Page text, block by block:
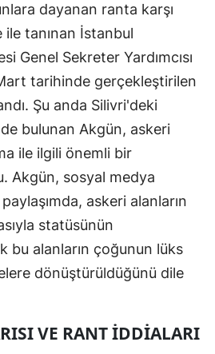
dayanan ranta karşı
tanınan İstanbul
Genel Sekreter Yardımcısı
tarihinde gerçekleştirilen
Şu anda Silivri'deki
bulunan Akgün, askeri
ile ilgili önemli bir
Akgün, sosyal medya
askeri alanların
statüsünün
bu alanların çoğunun lüks
dönüştürüldüğünü dile
VE RANT İDDIALARI